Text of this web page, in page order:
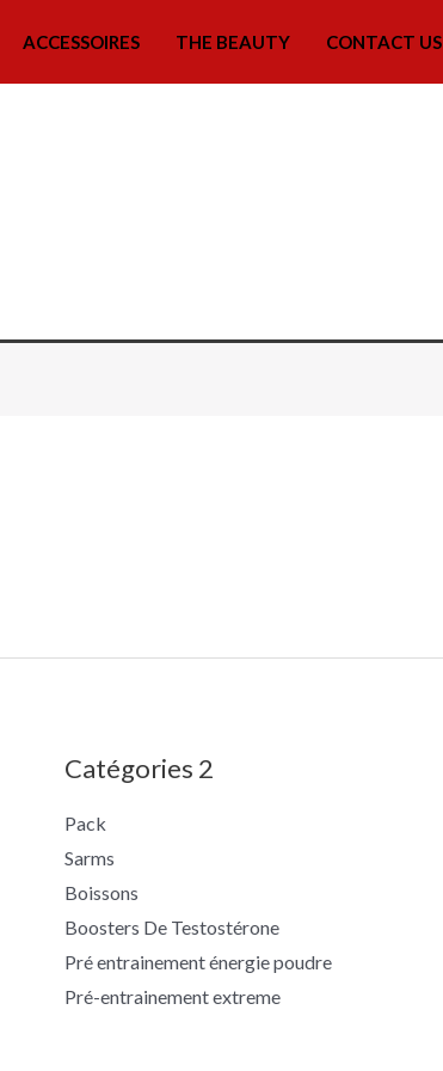
ACCESSOIRES THE BEAUTY CONTACT US
Catégories 2
Pack
Sarms
Boissons
Boosters De Testostérone
Pré entrainement énergie poudre
Pré-entrainement extreme